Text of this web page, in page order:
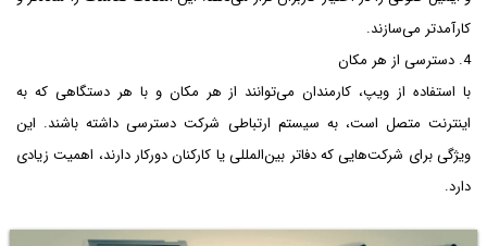
کارآمدتر می‌سازند.
4. دسترسی از هر مکان
با استفاده از ویپ، کارمندان می‌توانند از هر مکان و با هر دستگاهی که به
اینترنت متصل است، به سیستم ارتباطی شرکت دسترسی داشته باشند. این
ویژگی برای شرکت‌هایی که دفاتر بین‌المللی یا کارکنان دورکار دارند، اهمیت زیادی
دارد.